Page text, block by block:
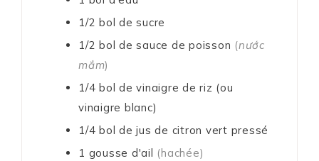
1/2 bol de sucre
1/2 bol de sauce de poisson (nước
mắm)
1/4 bol de vinaigre de riz (ou
vinaigre blanc)
1/4 bol de jus de citron vert pressé
1 gousse d'ail
(hachée)